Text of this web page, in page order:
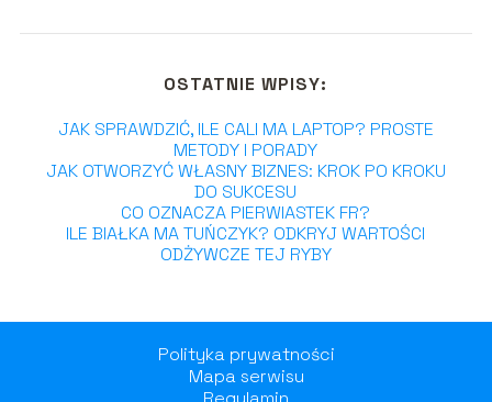
OSTATNIE WPISY:
JAK SPRAWDZIĆ, ILE CALI MA LAPTOP? PROSTE
METODY I PORADY
JAK OTWORZYĆ WŁASNY BIZNES: KROK PO KROKU
DO SUKCESU
CO OZNACZA PIERWIASTEK FR?
ILE BIAŁKA MA TUŃCZYK? ODKRYJ WARTOŚCI
ODŻYWCZE TEJ RYBY
Polityka prywatności
Mapa serwisu